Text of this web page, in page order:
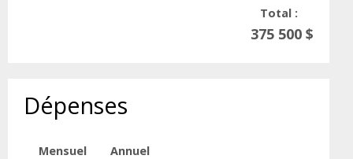
Total :
375 500 $
Dépenses
Mensuel Annuel